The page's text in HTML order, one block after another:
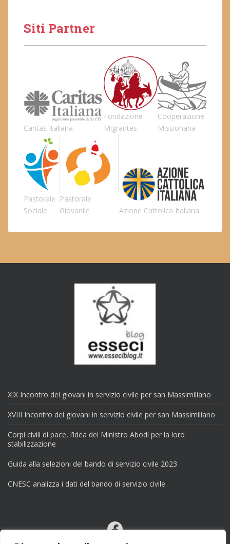
Siti Partner
Caritas Italiana
Fondazione
Migrantes
Cooperazione
Missionaria
Pastorale
Sociale
Pastorale
Giovanile
Azione Cattolica Italiana
XIX Incontro dei giovani in servizio civile per san Massimiliano
XVIII Incontro dei giovani in servizio civile per san Massimiliano
Corpi civili di pace, l’idea del Ministro Abodi per la loro
stabilizzazione
Guida alla selezioni del bando di servizio civile 2023
CNESC analizza i dati del bando di servizio civile
Facebook